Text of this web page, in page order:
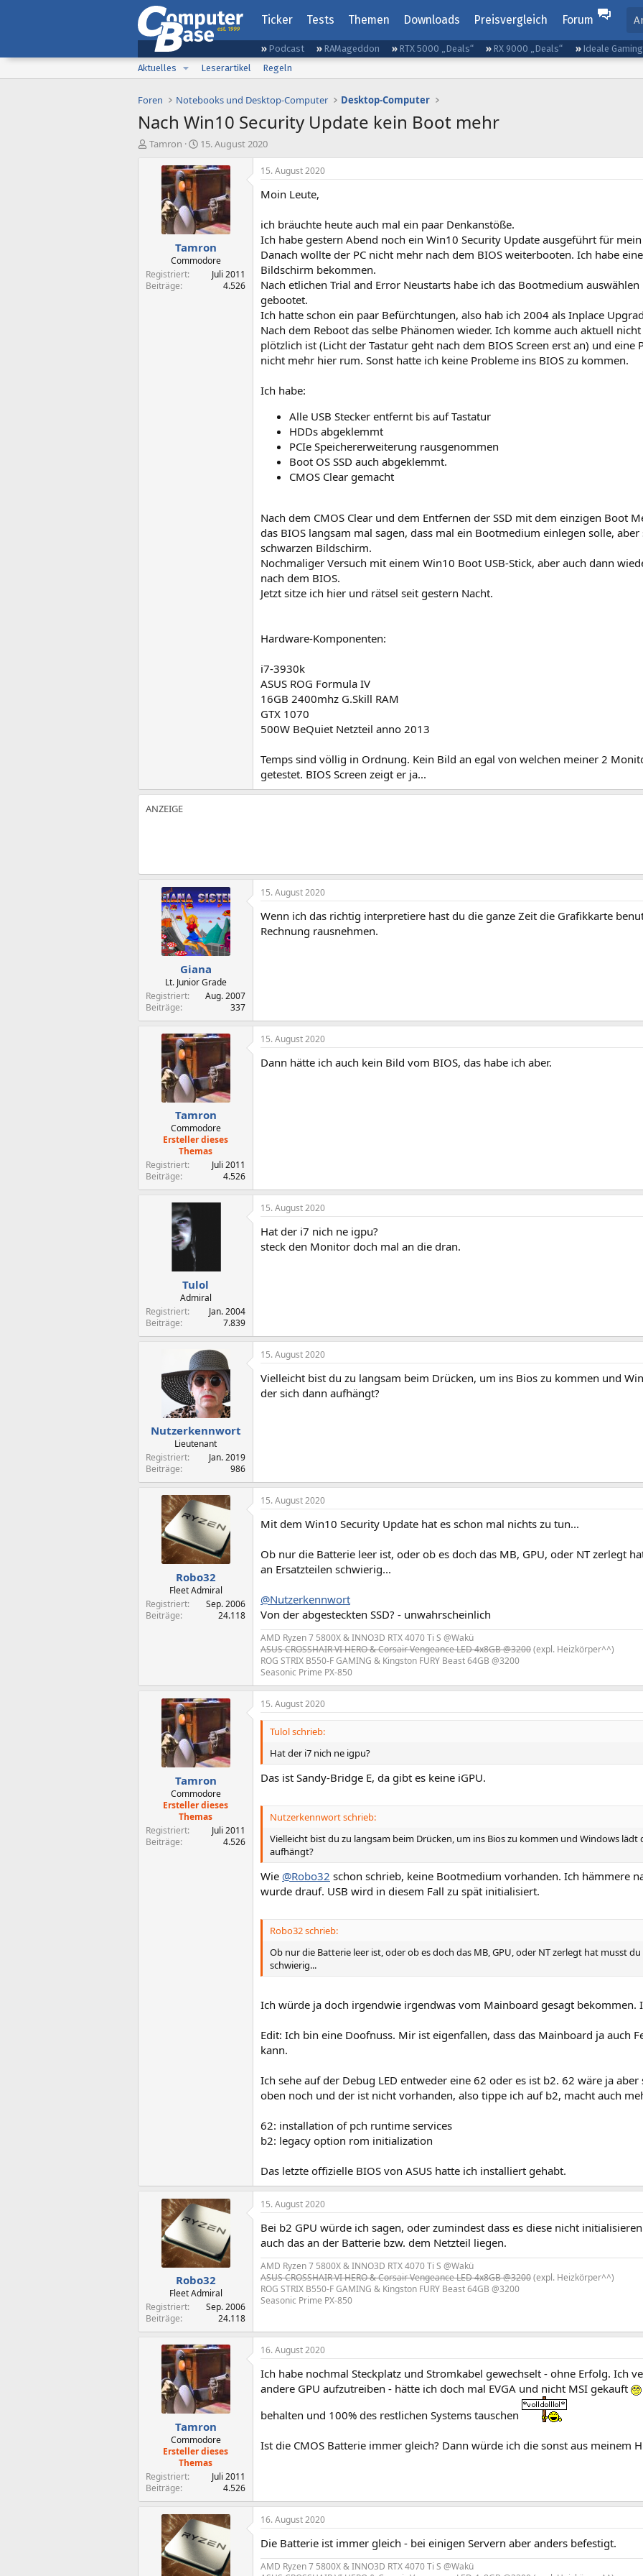
Ticker Tests Themen Downloads Preisvergleich Forum
Podcast RAMageddon RTX 5000 „Deals“ RX 9000 „Deals“ Ideale
Aktuelles
Leserartikel Regeln
Foren Notebooks und Desktop-Computer Desktop-Computer
Nach Win10 Security Update kein Boot mehr
E
Tamron
E
s
l
l
t
a
m
15. August 2020
Tamron
Commodore
Registriert
Juli 2011
Beiträge
4.526
15. August 2020
Moin Leute,
ich bräuchte heute auch mal ein paar Denkanstöße.
Ich habe gestern Abend noch ein Win10 Security Update ausgeführt für
Danach wollte der PC nicht mehr nach dem BIOS weiterbooten. Ich habe
Bildschirm bekommen.
Nach etlichen Trial and Error Neustarts habe ich das Bootmedium
gebootet.
Ich hatte schon ein paar Befürchtungen, also hab ich 2004 als Inplace
Nach dem Reboot das selbe Phänomen wieder. Ich komme auch aktuell
plötzlich ist (Licht der Tastatur geht nach dem BIOS Screen erst an) und eine
nicht mehr hier rum. Sonst hatte ich keine Probleme ins BIOS zu kommen.
Ich habe:
Alle USB Stecker entfernt bis auf Tastatur
HDDs abgeklemmt
PCIe Speichererweiterung rausgenommen
Boot OS SSD auch abgeklemmt.
CMOS Clear gemacht
Nach dem CMOS Clear und dem Entfernen der SSD mit dem einzigen Boot
das BIOS langsam mal sagen, dass mal ein Bootmedium einlegen solle,
schwarzen Bildschirm.
Nochmaliger Versuch mit einem Win10 Boot USB-Stick, aber auch dann
nach dem BIOS.
Jetzt sitze ich hier und rätsel seit gestern Nacht.
Hardware-Komponenten:
i7-3930k
ASUS ROG Formula IV
16GB 2400mhz G.Skill RAM
GTX 1070
500W BeQuiet Netzteil anno 2013
Temps sind völlig in Ordnung. Kein Bild an egal von welchen meiner 2
getestet. BIOS Screen zeigt er ja...
Giana
Lt. Junior Grade
Registriert
Aug. 2007
Beiträge
337
15. August 2020
Wenn ich das richtig interpretiere hast du die ganze Zeit die Grafikkarte
Rechnung rausnehmen.
Tamron
Commodore
Ersteller dieses
Themas
Registriert
Juli 2011
Beiträge
4.526
15. August 2020
Dann hätte ich auch kein Bild vom BIOS, das habe ich aber.
Tulol
Admiral
Registriert
Jan. 2004
Beiträge
7.839
15. August 2020
Hat der i7 nich ne igpu?
steck den Monitor doch mal an die dran.
Nutzerkennwort
Lieutenant
Registriert
Jan. 2019
Beiträge
986
15. August 2020
Vielleicht bist du zu langsam beim Drücken, um ins Bios zu kommen und
der sich dann aufhängt?
Robo32
Fleet Admiral
Registriert
Sep. 2006
Beiträge
24.118
15. August 2020
Mit dem Win10 Security Update hat es schon mal nichts zu tun...
Ob nur die Batterie leer ist, oder ob es doch das MB, GPU, oder NT zerlegt
an Ersatzteilen schwierig...
@Nutzerkennwort
Von der abgesteckten SSD? - unwahrscheinlich
AMD Ryzen 7 5800X & INNO3D RTX 4070 Ti S @Wakü
ASUS CROSSHAIR VI HERO & Corsair Vengeance LED 4x8GB @3200(expl. Heizkörper^^)
ROG STRIX B550-F GAMING & Kingston FURY Beast 64GB @3200
Seasonic Prime PX-850
Tamron
Commodore
Ersteller dieses
Themas
Registriert
Juli 2011
Beiträge
4.526
15. August 2020
Tulol schrieb:
Hat der i7 nich ne igpu?
Das ist Sandy-Bridge E, da gibt es keine iGPU.
Nutzerkennwort schrieb:
Vielleicht bist du zu langsam beim Drücken, um ins Bios zu kommen und Windows lädt
aufhängt?
Wie @Robo32 schon schrieb, keine Bootmedium vorhanden. Ich hämmere
wurde drauf. USB wird in diesem Fall zu spät initialisiert.
Robo32 schrieb:
Ob nur die Batterie leer ist, oder ob es doch das MB, GPU, oder NT zerlegt hat musst
schwierig...
Ich würde ja doch irgendwie irgendwas vom Mainboard gesagt bekommen.
Edit: Ich bin eine Doofnuss. Mir ist eigenfallen, dass das Mainboard ja auch
kann.
Ich sehe auf der Debug LED entweder eine 62 oder es ist b2. 62 wäre ja
oben noch und der ist nicht vorhanden, also tippe ich auf b2, macht auch
62: installation of pch runtime services
b2: legacy option rom initialization
Das letzte offizielle BIOS von ASUS hatte ich installiert gehabt.
Robo32
Fleet Admiral
Registriert
Sep. 2006
Beiträge
24.118
15. August 2020
Bei b2 GPU würde ich sagen, oder zumindest dass es diese nicht
auch das an der Batterie bzw. dem Netzteil liegen.
AMD Ryzen 7 5800X & INNO3D RTX 4070 Ti S @Wakü
ASUS CROSSHAIR VI HERO & Corsair Vengeance LED 4x8GB @3200(expl. Heizkörper^^)
ROG STRIX B550-F GAMING & Kingston FURY Beast 64GB @3200
Seasonic Prime PX-850
Tamron
Commodore
Ersteller dieses
Themas
Registriert
Juli 2011
Beiträge
4.526
16. August 2020
Ich habe nochmal Steckplatz und Stromkabel gewechselt - ohne Erfolg. Ich
andere GPU aufzutreiben - hätte ich doch mal EVGA und nicht MSI gekauft
behalten und 100% des restlichen Systems tauschen
Ist die CMOS Batterie immer gleich? Dann würde ich die sonst aus meinem
16. August 2020
Die Batterie ist immer gleich - bei einigen Servern aber anders befestigt.
AMD Ryzen 7 5800X & INNO3D RTX 4070 Ti S @Wakü